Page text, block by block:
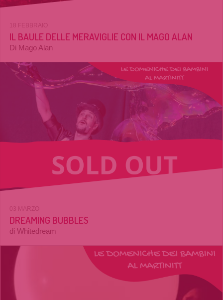
18 FEBBRAIO
IL BAULE DELLE MERAVIGLIE CON IL MAGO ALAN
Di Mago Alan
03 MARZO
DREAMING BUBBLES
di Whitedream